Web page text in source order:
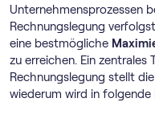
Unternehmensprozessen
Rechnungslegung
eine bestmögliche
zu erreichen. Ein zentrales
Rechnungslegung stellt die
wiederum wird in